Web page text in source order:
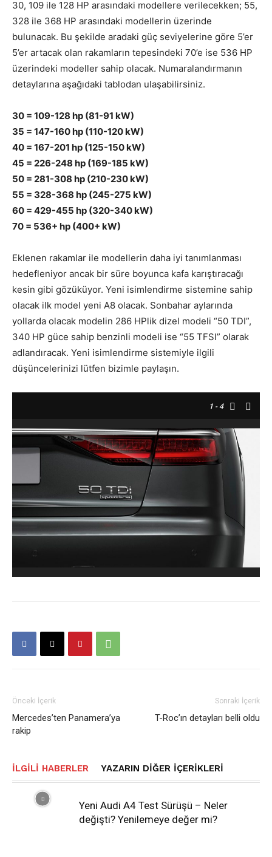
30, 109 ile 128 HP arasındaki modellere verilecekken; 55,
328 ile 368 HP arasındaki modellerin üzerinde
bulunacak. Bu şekilde aradaki güç seviyelerine göre 5’er
5’er artacak olan rakamların tepesindeki 70’e ise 536 HP
üzerindeki modeller sahip olacak. Numaralandırmanın
detaylarına aşağıdaki tablodan ulaşabilirsiniz.
30 = 109-128 hp (81-91 kW)
35 = 147-160 hp (110-120 kW)
40 = 167-201 hp (125-150 kW)
45 = 226-248 hp (169-185 kW)
50 = 281-308 hp (210-230 kW)
55 = 328-368 hp (245-275 kW)
60 = 429-455 hp (320-340 kW)
70 = 536+ hp (400+ kW)
Eklenen rakamlar ile modellerin daha iyi tanımlanması
hedefleniyor ancak bir süre boyunca kafa karıştıracağı
kesin gibi gözüküyor. Yeni isimlendirme sistemine sahip
olacak ilk model yeni A8 olacak. Sonbahar aylarında
yollarda olacak modelin 286 HPlik dizel modeli “50 TDI”,
340 HP güce sahip benzinli modeli ise “55 TFSI” olarak
adlandıracak. Yeni isimlendirme sistemiyle ilgili
düşüncelerinizi lütfen bizimle paylaşın.
1 - 4
Önceki İçerik
Mercedes’ten Panamera’ya
rakip
Sonraki İçerik
T-Roc’ın detayları belli oldu
İLGILI HABERLER YAZARIN DIĞER İÇERIKLERI
Yeni Audi A4 Test Sürüşü – Neler
değişti? Yenilemeye değer mi?